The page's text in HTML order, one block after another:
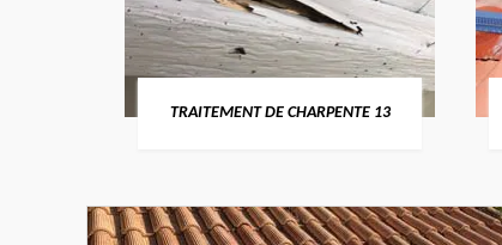
TRAITEMENT DE CHARPENTE 13